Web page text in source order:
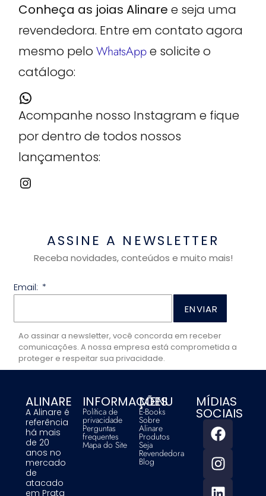
Conheça as joias Alinare e seja uma
revendedora. Entre em contato agora
mesmo peloWhatsAppe solicite o
catálogo:
Acompanhe nosso Instagram e fique
por dentro de todos nossos
lançamentos:
ASSINE A NEWSLETTER
Receba novidades, conteúdos e muito mais!
Email:
ENVIAR
Ao assinar a newsletter, você concorda em receber
comunicações. A nossa empresa está comprometida a
proteger e respeitar sua privacidade.
ALINARE
A Alinare é
referência
há mais
de 20
anos no
mercado
de
atacado
em Prata
INFORMAÇÕES
Política de
privacidade
Perguntas
frequentes
Mapa do Site
MENU
E-Books
Sobre
Alinare
Produtos
Seja
Revendedora
Blog
MÍDIAS
SOCIAIS